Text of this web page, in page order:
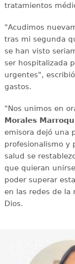
tratamientos
"Acudimos
tras mi segunda
se han visto
ser hospitalizada
urgentes",
gastos.
"Nos unimos en
Morales
emisora dejó una
profesionalismo y
salud se
que quieran
poder superar
en las redes de la
Dios.